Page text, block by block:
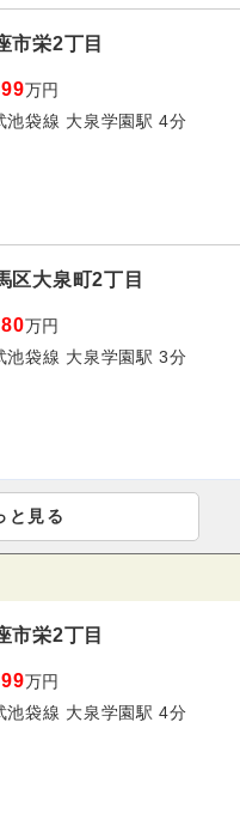
市栄2丁目
万円
池袋線 大泉学園駅 4分
区大泉町2丁目
万円
池袋線 大泉学園駅 3分
と見る
市栄2丁目
万円
池袋線 大泉学園駅 4分